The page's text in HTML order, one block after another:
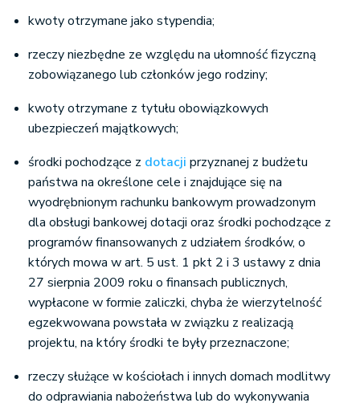
kwoty otrzymane jako stypendia;
rzeczy niezbędne ze względu na ułomność fizyczną
zobowiązanego lub członków jego rodziny;
kwoty otrzymane z tytułu obowiązkowych
ubezpieczeń majątkowych;
środki pochodzące z dotacji przyznanej z budżetu
państwa na określone cele i znajdujące się na
wyodrębnionym rachunku bankowym prowadzonym
dla obsługi bankowej dotacji oraz środki pochodzące z
programów finansowanych z udziałem środków, o
których mowa w art. 5 ust. 1 pkt 2 i 3 ustawy z dnia
27 sierpnia 2009 roku o finansach publicznych,
wypłacone w formie zaliczki, chyba że wierzytelność
egzekwowana powstała w związku z realizacją
projektu, na który środki te były przeznaczone;
rzeczy służące w kościołach i innych domach modlitwy
do odprawiania nabożeństwa lub do wykonywania